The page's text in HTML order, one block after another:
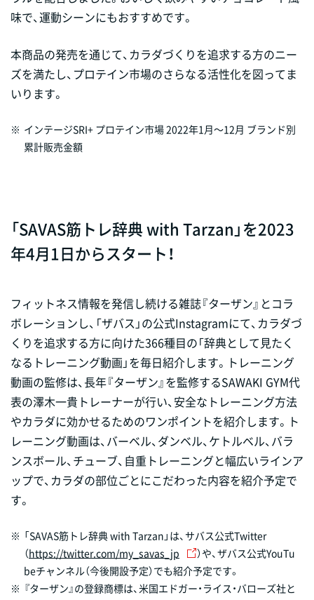
味で、運動シーンにもおすすめです。
本商品の発売を通じて、カラダづくりを追求する方のニー
ズを満たし、プロテイン市場のさらなる活性化を図ってま
いります。
※ インテージSRI+ プロテイン市場 2022年1月～12月 ブランド別
累計販売金額
「SAVAS筋トレ辞典 with Tarzan」を2023
年4月1日からスタート！
フィットネス情報を発信し続ける雑誌『ターザン』とコラ
ボレーションし、「ザバス」の公式Instagramにて、カラダづ
くりを追求する方に向けた366種目の「辞典として見たく
なるトレーニング動画」を毎日紹介します。トレーニング
動画の監修は、長年『ターザン』を監修するSAWAKI GYM代
表の澤木一貴トレーナーが行い、安全なトレーニング方法
やカラダに効かせるためのワンポイントを紹介します。ト
レーニング動画は、バーベル、ダンベル、ケトルベル、バラ
ンスボール、チューブ、自重トレーニングと幅広いラインア
ップで、カラダの部位ごとにこだわった内容を紹介予定で
す。
※ 「SAVAS筋トレ辞典 with Tarzan」は、サバス公式Twitter
（https://twitter.com/my_savas_jp
）や、ザバス公式YouTu
beチャンネル（今後開設予定）でも紹介予定です。
※ 『ターザン』の登録商標は、米国エドガー・ライス・バローズ社と